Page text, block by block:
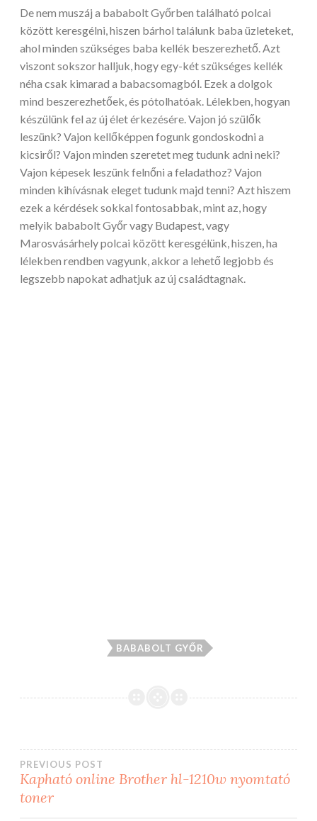
De nem muszáj a bababolt Győrben található polcai
között keresgélni, hiszen bárhol találunk baba üzleteket,
ahol minden szükséges baba kellék beszerezhető. Azt
viszont sokszor halljuk, hogy egy-két szükséges kellék
néha csak kimarad a babacsomagból. Ezek a dolgok
mind beszerezhetőek, és pótolhatóak. Lélekben, hogyan
készülünk fel az új élet érkezésére. Vajon jó szülők
leszünk? Vajon kellőképpen fogunk gondoskodni a
kicsiről? Vajon minden szeretet meg tudunk adni neki?
Vajon képesek leszünk felnőni a feladathoz? Vajon
minden kihívásnak eleget tudunk majd tenni? Azt hiszem
ezek a kérdések sokkal fontosabbak, mint az, hogy
melyik bababolt Győr vagy Budapest, vagy
Marosvásárhely polcai között keresgélünk, hiszen, ha
lélekben rendben vagyunk, akkor a lehető legjobb és
legszebb napokat adhatjuk az új családtagnak.
BABABOLT GYŐR
Bejegyzés
navigáció
PREVIOUS POST
Kapható online Brother hl-1210w nyomtató
toner